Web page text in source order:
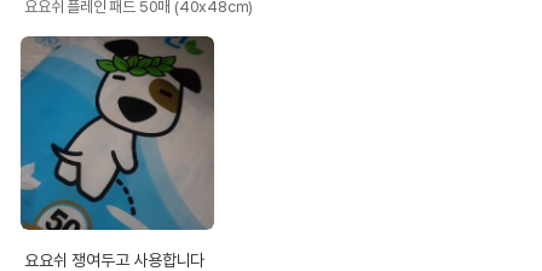
요요쉬 플레인 패드 50매 (40x48cm)
요요쉬 쟁여두고 사용합니다